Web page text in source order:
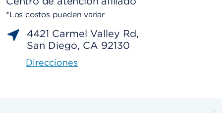
*Los costos pueden variar
4421 Carmel Valley Rd,
San Diego, CA 92130
Direcciones